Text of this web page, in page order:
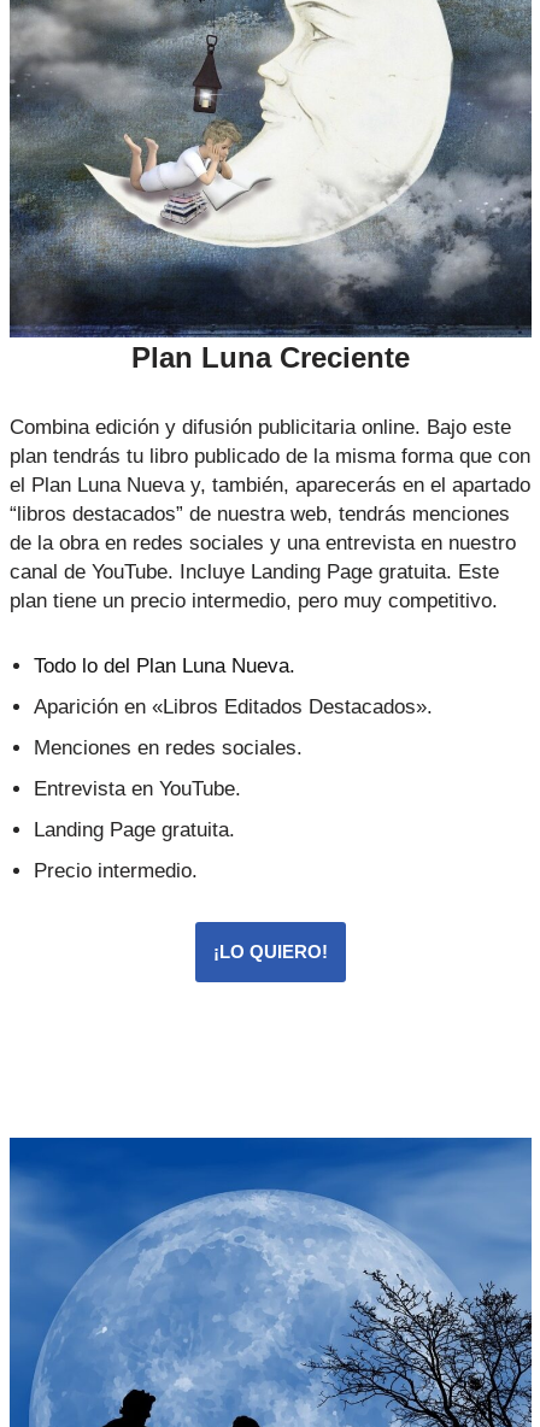
Plan Luna Creciente
Combina edición y difusión publicitaria online. Bajo este
plan tendrás tu libro publicado de la misma forma que con
el Plan Luna Nueva y, también, aparecerás en el apartado
“libros destacados” de nuestra web, tendrás menciones
de la obra en redes sociales y una entrevista en nuestro
canal de YouTube. Incluye Landing Page gratuita. Este
plan tiene un precio intermedio, pero muy competitivo.
Todo lo del Plan Luna Nueva.
Aparición en «Libros Editados Destacados».
Menciones en redes sociales.
Entrevista en YouTube.
Landing Page gratuita.
Precio intermedio.
¡LO QUIERO!